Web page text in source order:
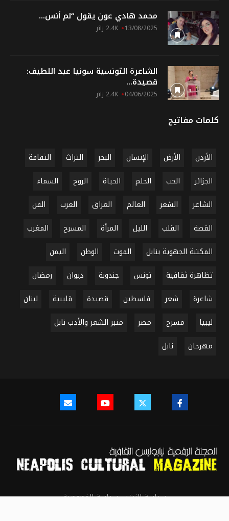
محمد هادي عون يقول “لم أنس...
13/08/2025 2.4K زائر
الشاعرة التونسية سونيا عبد اللطيف:
قصيدة...
04/06/2025 2.4K زائر
كلمات مفاتيح
الأردن الأرض الإنسان البحر التراث
الثقافة
الجزائر
الحب الحلم الحياة الروح
السماء
الشاعر
الشعر العالم العراق العرب
الفن
القصة
القلب الليل المرأة المسرح
المغرب
المكتبة الجهوية بنابل
الموت الوطن
اليمن
تظاهرة ثقافية
تونس جندوبة ديوان
رمضان
شاعرة
شعر فلسطين قصيدة قليبية
لبنان
ليبيا
مسرح مصر
منبر الشعر والأدب نابل
مهرجان
نابل
سياسة النشر سياسة الخصوصية